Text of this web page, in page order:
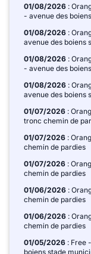
01/08/2026 :
- avenue des
01/08/2026 :
avenue des boiens
01/08/2026 :
- avenue des
01/08/2026 :
avenue des boiens
01/07/2026 :
tronc chemin de
01/07/2026 :
chemin de pardies
01/07/2026 :
chemin de pardies
01/06/2026 :
chemin de pardies
01/06/2026 :
chemin de pardies
01/05/2026 : Free
boiens stade